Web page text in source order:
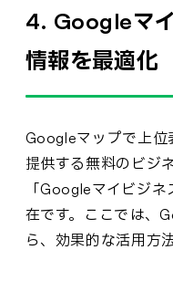
4. Googleマ
情報を最適化
Googleマップで上位
提供する無料のビジ
「Googleマイビジ
在です。ここでは、
ら、効果的な活用方